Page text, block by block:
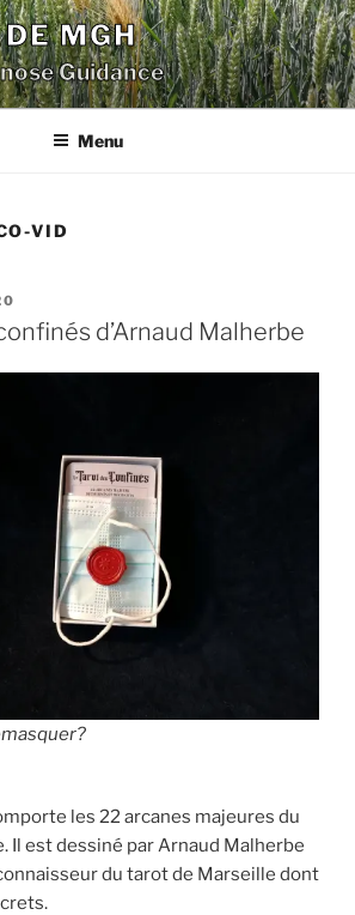
MGH
Guidance
Menu
VID
d’Arnaud Malherbe
les 22 arcanes majeures du
Il est dessiné par Arnaud Malherbe
du tarot de Marseille dont